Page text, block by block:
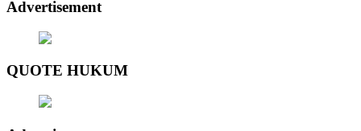
Advertisement
QUOTE HUKUM